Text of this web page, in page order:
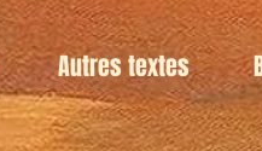
Autres textes